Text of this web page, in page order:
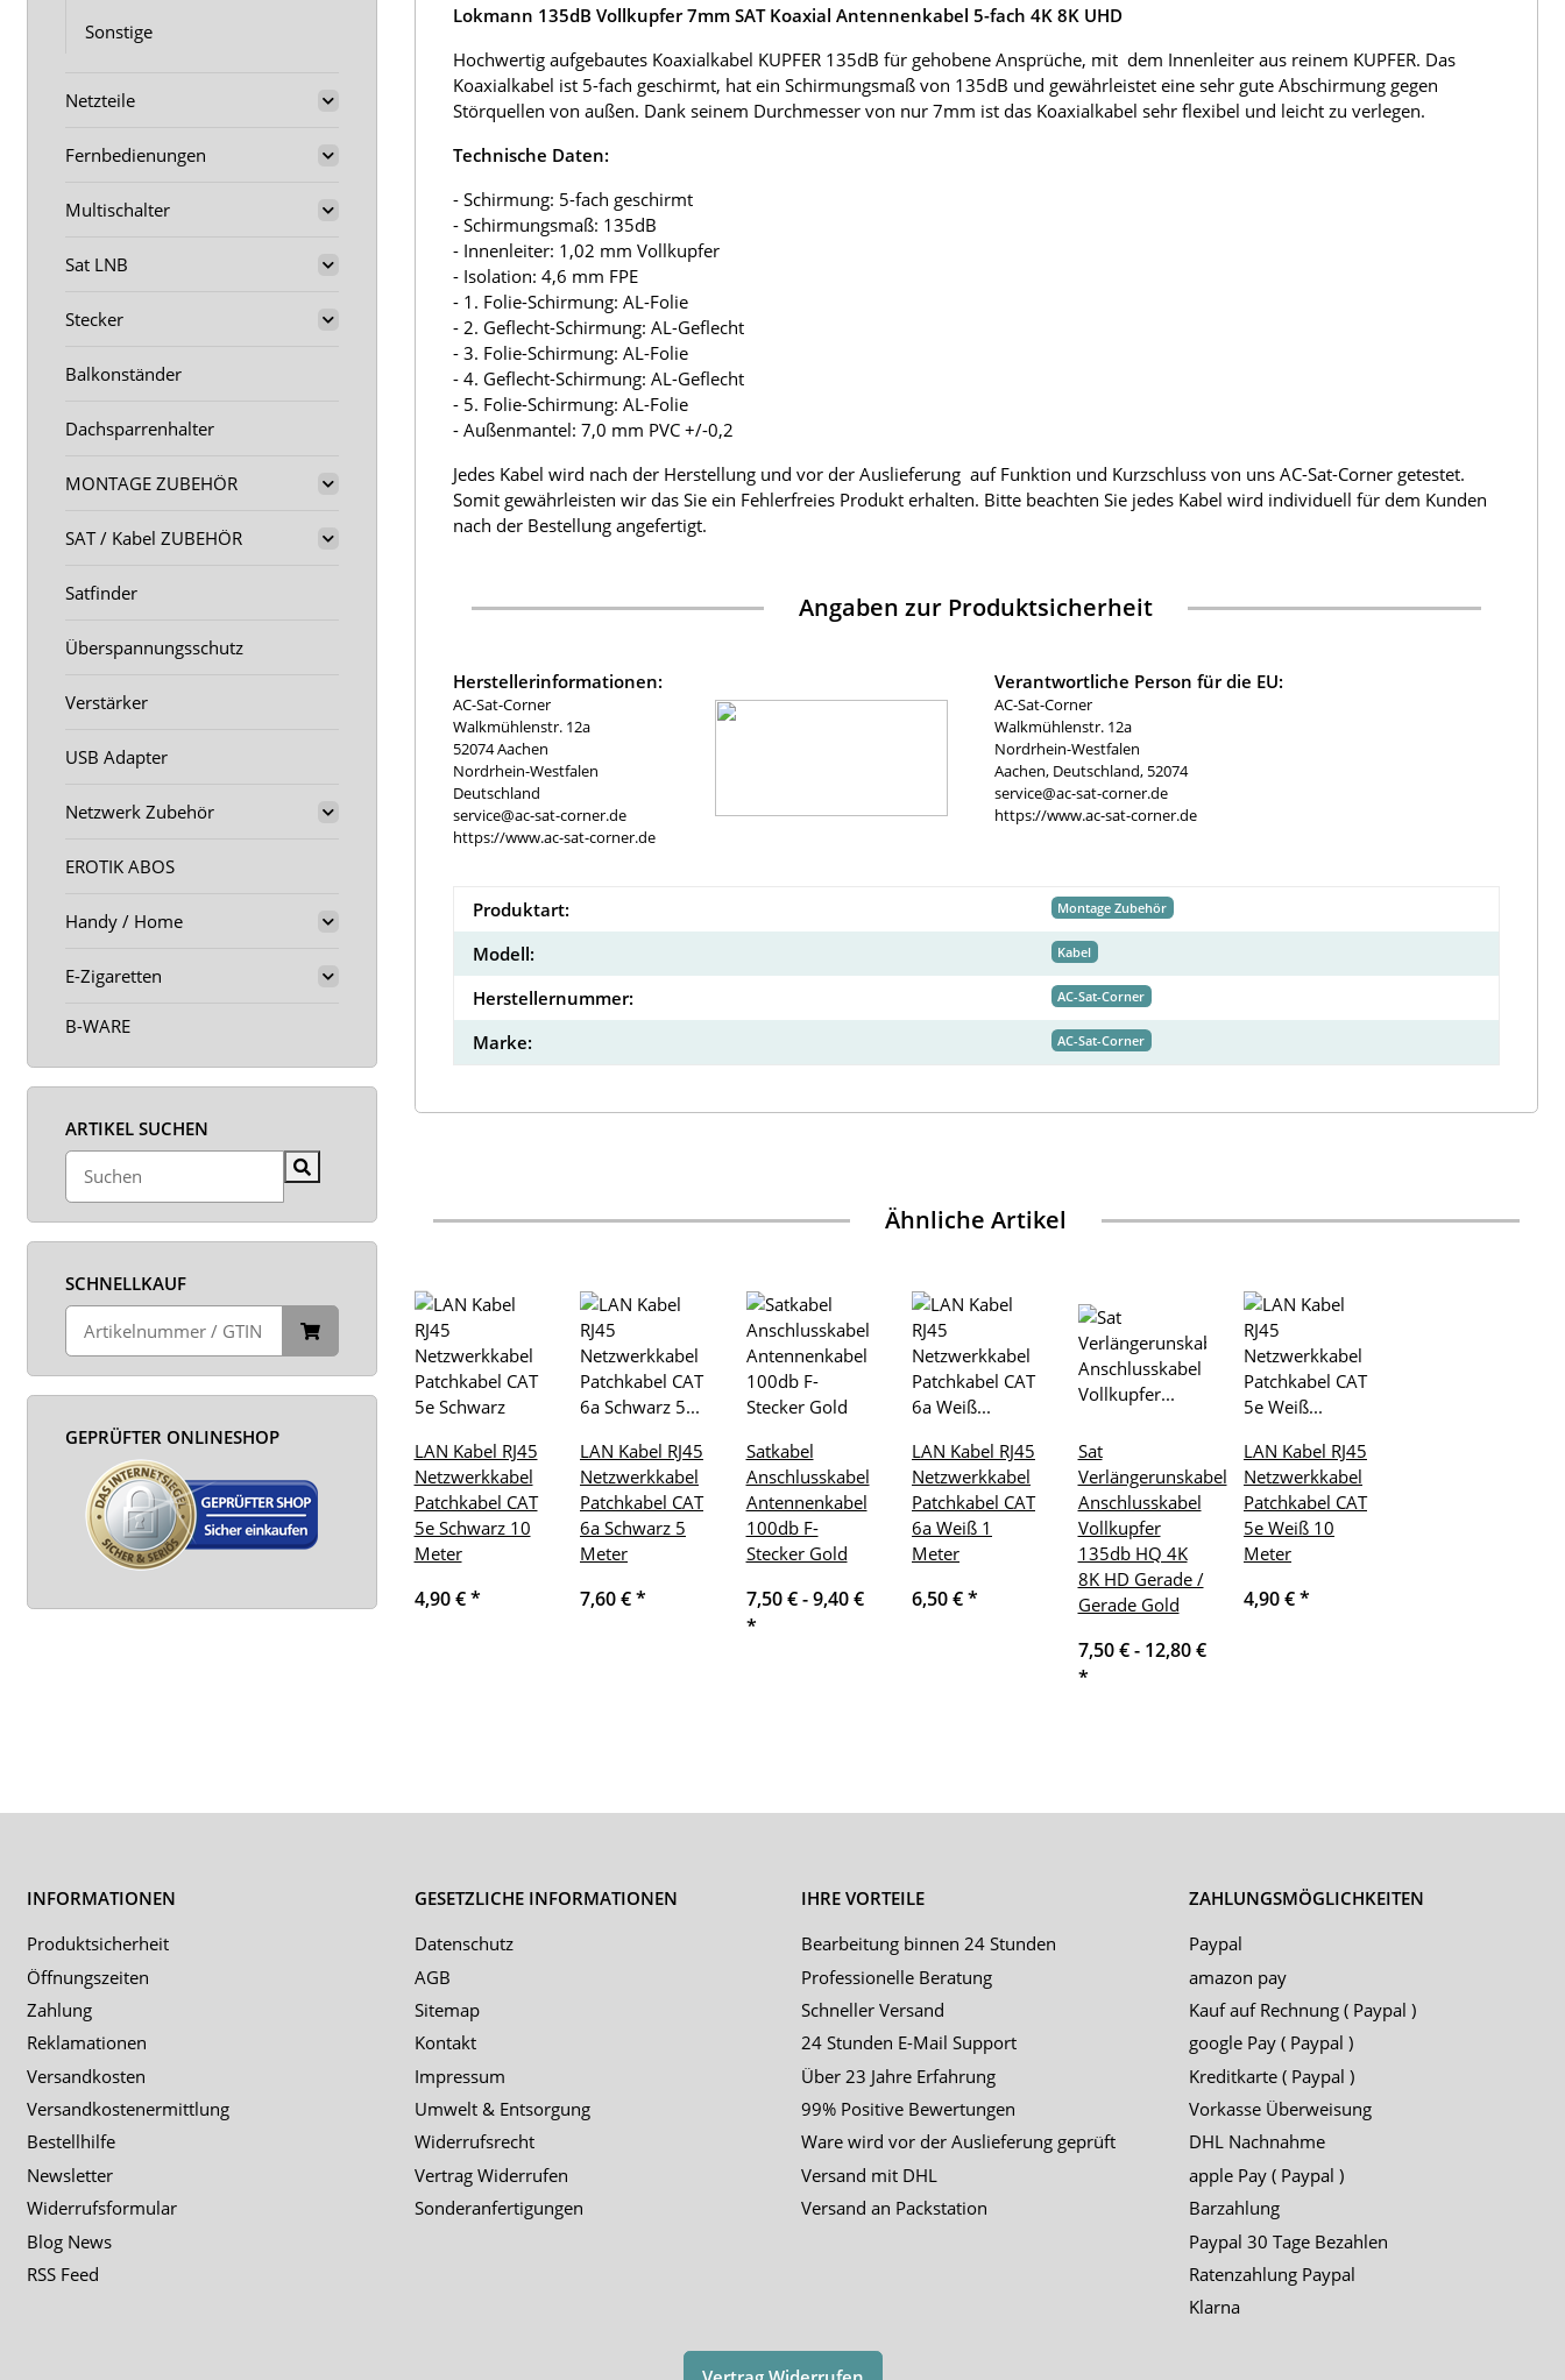
Lokmann 135dB Vollkupfer 7mm SAT Koaxial Antennenkabel 5-fach 4K 8K UHD
Hochwertig aufgebautes Koaxialkabel KUPFER 135dB für gehobene Ansprüche, mit dem Innenleiter aus reinem KUPFER. Das
Koaxialkabel ist 5-fach geschirmt, hat ein Schirmungsmaß von 135dB und gewährleistet eine sehr gute Abschirmung gegen
Störquellen von außen. Dank seinem Durchmesser von nur 7mm ist das Koaxialkabel sehr flexibel und leicht zu verlegen.
Technische Daten:
- Schirmung: 5-fach geschirmt
- Schirmungsmaß: 135dB
- Innenleiter: 1,02 mm Vollkupfer
- Isolation: 4,6 mm FPE
- 1. Folie-Schirmung: AL-Folie
- 2. Geflecht-Schirmung: AL-Geflecht
- 3. Folie-Schirmung: AL-Folie
- 4. Geflecht-Schirmung: AL-Geflecht
- 5. Folie-Schirmung: AL-Folie
- Außenmantel: 7,0 mm PVC +/-0,2
Jedes Kabel wird nach der Herstellung und vor der Auslieferung auf Funktion und Kurzschluss von uns AC-Sat-Corner getestet.
Somit gewährleisten wir das Sie ein Fehlerfreies Produkt erhalten. Bitte beachten Sie jedes Kabel wird individuell für dem Kunden
nach der Bestellung angefertigt.
Angaben zur Produktsicherheit
Herstellerinformationen:
AC-Sat-Corner
Walkmühlenstr. 12a
52074 Aachen
Nordrhein-Westfalen
Deutschland
service@ac-sat-corner.de
https://www.ac-sat-corner.de
Verantwortliche Person für die EU:
AC-Sat-Corner
Walkmühlenstr. 12a
Nordrhein-Westfalen
Aachen, Deutschland, 52074
service@ac-sat-corner.de
https://www.ac-sat-corner.de
Produktart: Montage Zubehör
Modell: Kabel
Herstellernummer: AC-Sat-Corner
Marke: AC-Sat-Corner
Ähnliche Artikel
LAN Kabel RJ45
Netzwerkkabel
Patchkabel CAT
5e Schwarz 10
Meter
4,90 €*
LAN Kabel RJ45
Netzwerkkabel
Patchkabel CAT
6a Schwarz 5
Meter
7,60 €*
Satkabel
Anschlusskabel
Antennenkabel
100db F-
Stecker Gold
7,50 € -9,40 €
*
LAN Kabel RJ45
Netzwerkkabel
Patchkabel CAT
6a Weiß 1
Meter
6,50 €*
Sat
Verlängerunskabel
Anschlusskabel
Vollkupfer
135db HQ 4K
8K HD Gerade /
Gerade Gold
7,50 € - 12,80 €
*
LAN Kabel RJ45
Netzwerkkabel
Patchkabel CAT
5e Weiß 10
Meter
4,90 €*
Sonstige
Netzteile
Fernbedienungen
Multischalter
Sat LNB
Stecker
Balkonständer
Dachsparrenhalter
MONTAGE ZUBEHÖR
SAT / Kabel ZUBEHÖR
Satfinder
Überspannungsschutz
Verstärker
USB Adapter
Netzwerk Zubehör
EROTIK ABOS
Handy / Home
E-Zigaretten
B-WARE
ARTIKEL SUCHEN
SCHNELLKAUF
GEPRÜFTER ONLINESHOP
INFORMATIONEN
Produktsicherheit
Öffnungszeiten
Zahlung
Reklamationen
Versandkosten
Versandkostenermittlung
Bestellhilfe
Newsletter
Widerrufsformular
Blog News
RSS Feed
GESETZLICHE INFORMATIONEN
Datenschutz
AGB
Sitemap
Kontakt
Impressum
Umwelt & Entsorgung
Widerrufsrecht
Vertrag Widerrufen
Sonderanfertigungen
IHRE VORTEILE
Bearbeitung binnen 24 Stunden
Professionelle Beratung
Schneller Versand
24 Stunden E-Mail Support
Über 23 Jahre Erfahrung
99% Positive Bewertungen
Ware wird vor der Auslieferung geprüft
Versand mit DHL
Versand an Packstation
ZAHLUNGSMÖGLICHKEITEN
Paypal
amazon pay
Kauf auf Rechnung ( Paypal )
google Pay ( Paypal )
Kreditkarte ( Paypal )
Vorkasse Überweisung
DHL Nachnahme
apple Pay ( Paypal )
Barzahlung
Paypal 30 Tage Bezahlen
Ratenzahlung Paypal
Klarna